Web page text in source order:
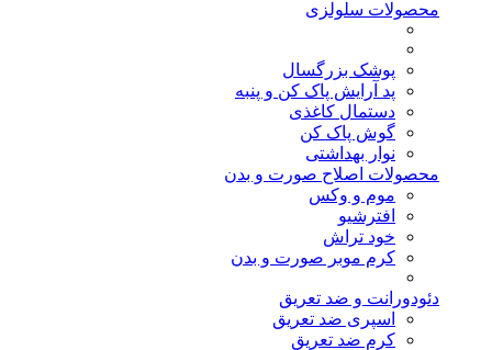
محصولات سلولزی
پوشک بزرگسال
پد آرایش پاک کن و پنبه
دستمال کاغذی
گوش پاک کن
نوار بهداشتی
محصولات اصلاح صورت و بدن
موم و وکس
افترشیو
خود تراش
کرم موبر صورت و بدن
دئودورانت و ضد تعریق
اسپری ضد تعریق
کرم ضد تعریق